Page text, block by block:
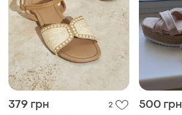
379 грн
2
500 грн